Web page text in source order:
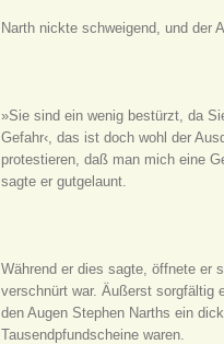
Narth nickte schweigend, und der
»Sie sind ein wenig bestürzt, da
Gefahr‹, das ist doch wohl der
protestieren, daß man mich eine
sagte er gutgelaunt.
Während er dies sagte, öffnete er
verschnürt war. Äußerst sorgfältig
den Augen Stephen Narths ein
Tausendpfundscheine waren.